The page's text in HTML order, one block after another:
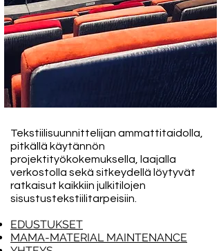
Tekstiilisuunnittelijan ammattitaidolla,
pitkällä käytännön
projektityökokemuksella, laajalla
verkostolla sekä sitkeydellä löytyvät
ratkaisut kaikkiin julkitilojen
sisustustekstiilitarpeisiin.
EDUSTUKSET
MAMA-MATERIAL MAINTENANCE